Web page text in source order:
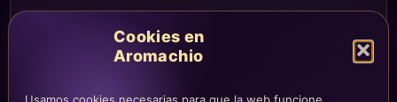
Cookies en
Aromachio
Condiciones de compra
Envíos y devoluciones